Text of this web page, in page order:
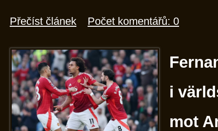
Přečíst článek Počet komentářů: 0
i
mot